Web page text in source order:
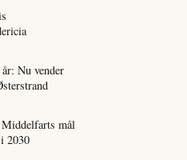
Nu vender
mål
2030